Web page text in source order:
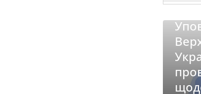
України з прав людини
проводить опитування
щодо реалізації права